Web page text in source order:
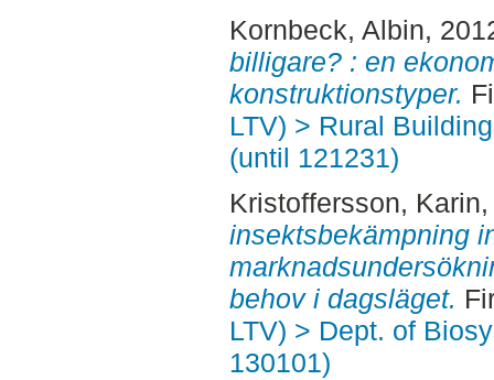
Kornbeck, Albin,
billigare? : en
konstruktionstyper.
LTV) > Rural
(until 121231)
Kristoffersson, Karin
insektsbekämpning
behov i dagsläget.
LTV) > Dept. of
130101)